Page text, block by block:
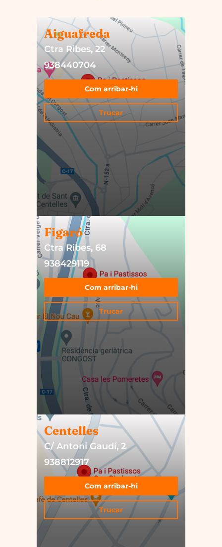
Aiguafreda
Ctra Ribes, 22
938440704
Com arribar-hi
Trucar
Figaró
Ctra Ribes, 68
938429119
Com arribar-hi
Trucar
Centelles
C/ Antoni Gaudí, 2
938812917
Com arribar-hi
Trucar